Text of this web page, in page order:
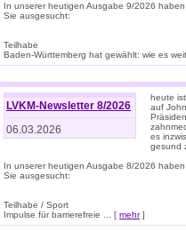
In unserer heutigen Ausgabe 9/2026
Sie ausgesucht:
Teilhabe
Baden-Württemberg hat gewählt: wie es
LVKM-Newsletter 8/2026
06.03.2026
heute
auf
es
gesund
In unserer heutigen Ausgabe 8/2026
Sie ausgesucht:
Teilhabe / Sport
Impulse für barrierefreie ... [ mehr]